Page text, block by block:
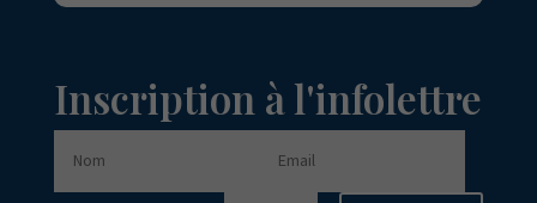
Inscription à l'infolettre